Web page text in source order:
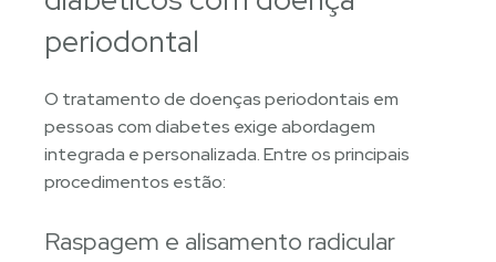
periodontal
O tratamento de doenças periodontais em
pessoas com diabetes exige abordagem
integrada e personalizada. Entre os principais
procedimentos estão:
Raspagem e alisamento radicular